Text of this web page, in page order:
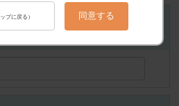
について
ップに戻る） 同意する